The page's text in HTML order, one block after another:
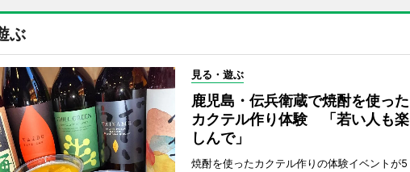
ぶ
見る・遊ぶ
鹿児島・伝兵衛蔵で焼酎を使った
カクテル作り体験 「若い人も楽
しんで」
焼酎を使ったカクテル作りの体験イベントが5